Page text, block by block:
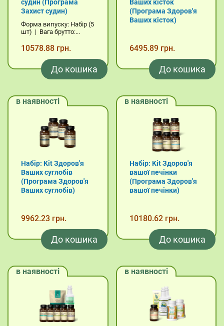
судин (Програма
Захист судин)
Форма випуску: Набір (5
шт) | Вага брутто:...
10578.88 грн.
До кошика
Ваших кісток
(Програма Здоров'я
Ваших кісток)
6495.89 грн.
До кошика
в наявності
Набір: Kit Здоров'я
Ваших суглобів
(Програма Здоров'я
Ваших суглобів)
9962.23 грн.
До кошика
в наявності
Набір: Kit Здоров'я
вашої печінки
(Програма Здоров'я
вашої печінки)
10180.62 грн.
До кошика
в наявності в наявності